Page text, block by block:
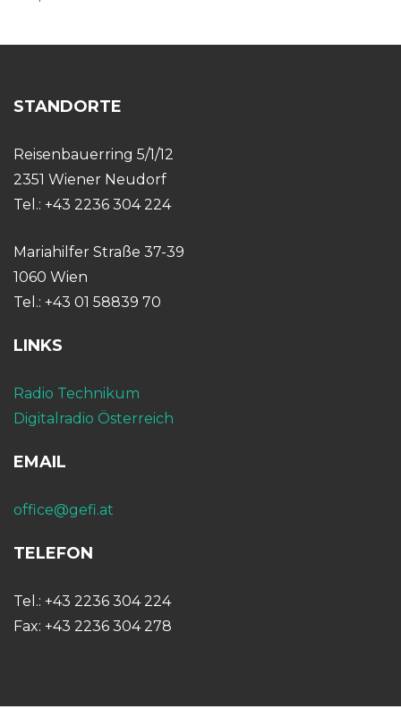
STANDORTE
Reisenbauerring 5/1/12
2351 Wiener Neudorf
Tel.: +43 2236 304 224
Mariahilfer Straße 37-39
1060 Wien
Tel.: +43 01 58839 70
LINKS
Radio Technikum
Digitalradio Österreich
EMAIL
office@gefi.at
TELEFON
Tel.: +43 2236 304 224
Fax: +43 2236 304 278